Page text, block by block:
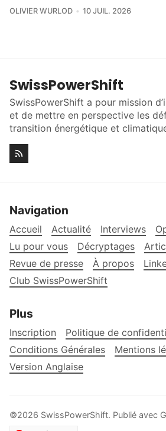
OLIVIER WURLOD 10 JUIL. 2026
SwissPowerShift
SwissPowerShift a pour mission
et de mettre en perspective les
transition énergétique et
Navigation
Accueil Actualité Interviews
Lu pour vous
Décryptages
Revue de presse
À propos
Club SwissPowerShift
Plus
Inscription
Politique de
Conditions Générales
Mentions
Version Anglaise
©2026 SwissPowerShift. Publié avec